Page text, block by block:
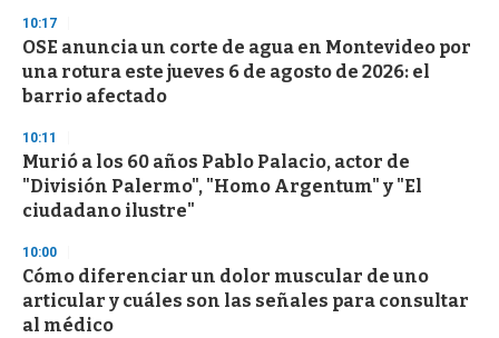
d
s
o
f
3
s
e
c
o
n
10:17
OSE anuncia un corte de agua en Montevideo por
una rotura este jueves 6 de agosto de 2026: el
barrio afectado
10:11
Murió a los 60 años Pablo Palacio, actor de
"División Palermo", "Homo Argentum" y "El
ciudadano ilustre"
10:00
Cómo diferenciar un dolor muscular de uno
articular y cuáles son las señales para consultar
al médico